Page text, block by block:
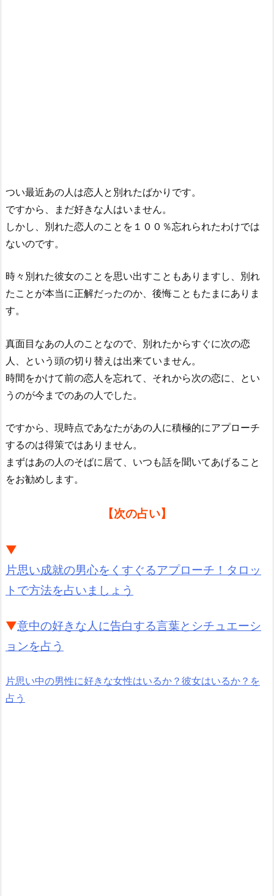
つい最近あの人は恋人と別れたばかりです。
ですから、まだ好きな人はいません。
しかし、別れた恋人のことを１００％忘れられたわけでは
ないのです。
時々別れた彼女のことを思い出すこともありますし、別れ
たことが本当に正解だったのか、後悔こともたまにありま
す。
真面目なあの人のことなので、別れたからすぐに次の恋
人、という頭の切り替えは出来ていません。
時間をかけて前の恋人を忘れて、それから次の恋に、とい
うのが今までのあの人でした。
ですから、現時点であなたがあの人に積極的にアプローチ
するのは得策ではありません。
まずはあの人のそばに居て、いつも話を聞いてあげること
をお勧めします。
【次の占い】
▼
片思い成就の男心をくすぐるアプローチ！タロッ
トで方法を占いましょう
▼意中の好きな人に告白する言葉とシチュエーシ
ョンを占う
片思い中の男性に好きな女性はいるか？彼女はいるか？を
占う